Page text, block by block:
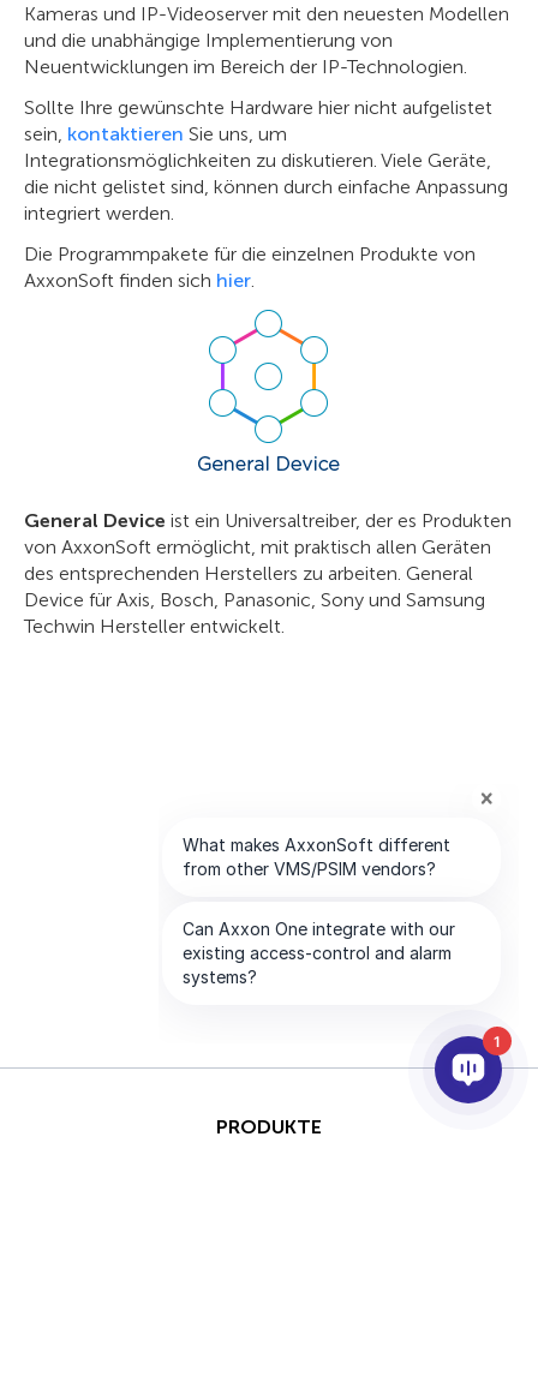
Kameras und IP-Videoserver mit den neuesten Modellen
und die unabhängige Implementierung von
Neuentwicklungen im Bereich der IP-Technologien.
Sollte Ihre gewünschte Hardware hier nicht aufgelistet
sein, kontaktieren Sie uns, um
Integrationsmöglichkeiten zu diskutieren. Viele Geräte,
die nicht gelistet sind, können durch einfache Anpassung
integriert werden.
Die Programmpakete für die einzelnen Produkte von
AxxonSoft finden sich hier.
General Device ist ein Universaltreiber, der es Produkten
von AxxonSoft ermöglicht, mit praktisch allen Geräten
des entsprechenden Herstellers zu arbeiten. General
Device für Axis, Bosch, Panasonic, Sony und Samsung
Techwin Hersteller entwickelt.
PRODUKTE
1